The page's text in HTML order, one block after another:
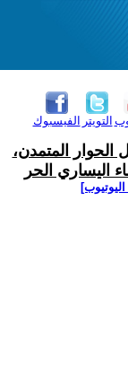
الفيسبوك التويتر
الحوار المتمدن،
اليساري الحر